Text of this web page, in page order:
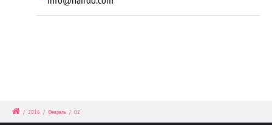
/ 2016 / Февраль / 02